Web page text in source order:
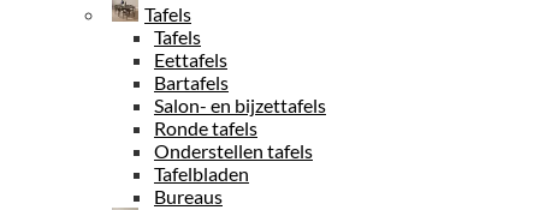
Tafels
Tafels
Eettafels
Bartafels
Salon- en bijzettafels
Ronde tafels
Onderstellen tafels
Tafelbladen
Bureaus